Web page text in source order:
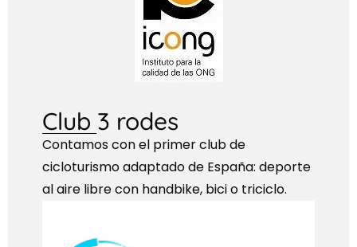
Club 3 rodes
Contamos con el primer club de
cicloturismo adaptado de España: deporte
al aire libre con handbike, bici o triciclo.